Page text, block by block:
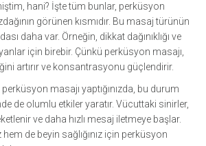
hani? İşte tüm bunlar, perküsyon
görünen kısmıdır. Bu masaj türünün
daha var. Örneğin, dikkat dağınıklığı ve
için birebir. Çünkü perküsyon masajı,
artırır ve konsantrasyonu güçlendirir.
masajı yaptığınızda, bu durum
de olumlu etkiler yaratır. Vücuttaki sinirler,
ve daha hızlı mesaj iletmeye başlar.
de beyin sağlığınız için perküsyon